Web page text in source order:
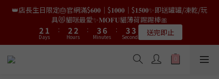
👑店長生日限量喵喵劵🎂買滿$𝟑𝟔𝟖即減$𝟐𝟖🥳結帳時輸入優惠碼
【𝐇𝐀𝐏𝐏𝐘𝐁𝐈𝐑𝐓𝐇𝐃𝐀𝐘】即可！部分產品不適用
4
2
1
3
1
0
Days
:
4
3
2
1
4
3
2
1
Hours
:
5
4
3
2
8
7
6
5
Minutes
:
5
4
3
2
5
4
3
2
0
Seconds 限量20個
0
00
1
0
4
3
2
1
1
0
1
0
👑店長生日限定🎂官網滿$𝟔𝟎𝟎｜$𝟏𝟎𝟎𝟎｜$𝟏𝟓𝟎𝟎✨即送罐罐/凍乾/玩
具😻貓咪最愛✨𝐌𝐎𝐅𝐔貓薄荷踢踢棒🎀
4
2
1
3
1
0
Days
:
4
3
2
1
4
3
2
1
Hours
:
5
4
3
2
8
7
6
5
Minutes
:
5
4
3
2
5
4
3
2
1
0
Seconds 送完即止
✨獨家優惠✨限時第𝟐件半價🔥🇳🇿紐西蘭𝐋𝐨𝐯𝐞𝐚𝐛𝐨𝐰𝐥凍乾生肉貓糧
😻𝟗𝟎%鮮肉內臟🌟𝟏𝟎𝟎%無骨配方✅
8
6
5
7
5
4
8
7
6
5
8
7
6
5
9
8
7
69
9
8
7
6
9
8
7
6
5
4
9
9
8
99
9